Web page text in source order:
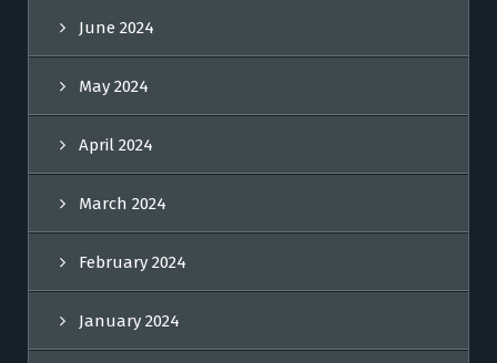
June 2024
May 2024
April 2024
March 2024
February 2024
January 2024